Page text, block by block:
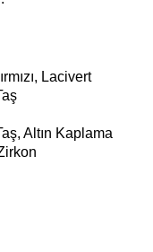
Lacivert
Altın Kaplama